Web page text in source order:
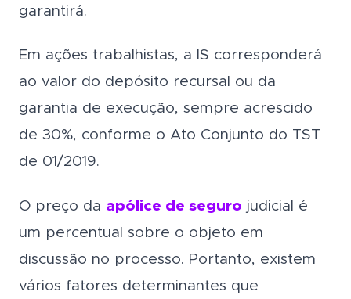
garantirá.
Em ações trabalhistas, a IS corresponderá
ao valor do depósito recursal ou da
garantia de execução, sempre acrescido
de 30%, conforme o Ato Conjunto do TST
de 01/2019.
O preço da apólice de seguro judicial é
um percentual sobre o objeto em
discussão no processo. Portanto, existem
vários fatores determinantes que